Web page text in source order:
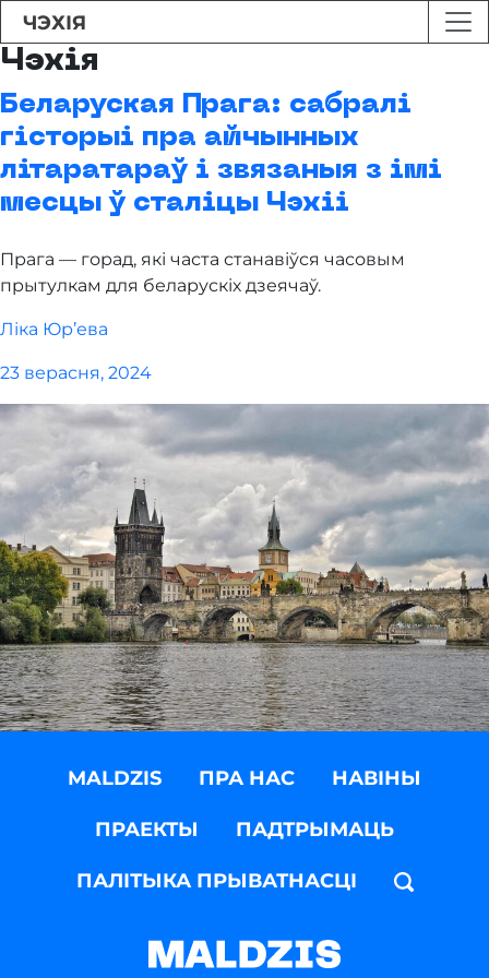
ЧЭХІЯ
Чэхія
Беларуская Прага: сабралі
гісторыі пра айчынных
літаратараў і звязаныя з імі
месцы ў сталіцы Чэхіі
Прага — горад, які часта станавіўся часовым
прытулкам для беларускіх дзеячаў.
Ліка Юр’ева
23 верасня, 2024
MALDZIS ПРА НАС НАВІНЫ
ПРАЕКТЫ ПАДТРЫМАЦЬ
ПАЛІТЫКА ПРЫВАТНАСЦІ